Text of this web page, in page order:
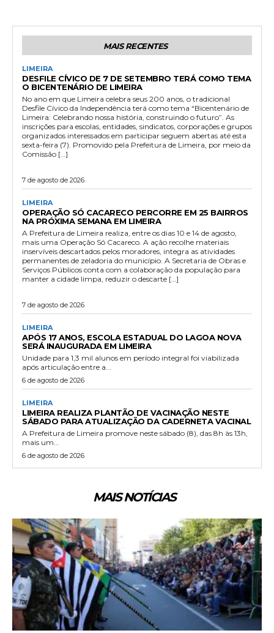
MAIS RECENTES
LIMEIRA
DESFILE CÍVICO DE 7 DE SETEMBRO TERÁ COMO TEMA
O BICENTENÁRIO DE LIMEIRA
No ano em que Limeira celebra seus 200 anos, o tradicional
Desfile Cívico da Independência terá como tema “Bicentenário de
Limeira: Celebrando nossa história, construindo o futuro”. As
inscrições para escolas, entidades, sindicatos, corporações e grupos
organizados interessados em participar seguem abertas até esta
sexta-feira (7). Promovido pela Prefeitura de Limeira, por meio da
Comissão […]
7 de agosto de 2026
LIMEIRA
OPERAÇÃO SÓ CACARECO PERCORRE EM 25 BAIRROS
NA PRÓXIMA SEMANA EM LIMEIRA
A Prefeitura de Limeira realiza, entre os dias 10 e 14 de agosto,
mais uma Operação Só Cacareco. A ação recolhe materiais
inservíveis descartados pelos moradores, integra as atividades
permanentes de zeladoria do município. A Secretaria de Obras e
Serviços Públicos conta com a colaboração da população para
manter a cidade limpa, reduzir o descarte […]
7 de agosto de 2026
LIMEIRA
APÓS 17 ANOS, ESCOLA ESTADUAL DO LAGOA NOVA
SERÁ INAUGURADA EM LIMEIRA
Unidade para 1,3 mil alunos em período integral foi viabilizada
após articulação entre a...
6 de agosto de 2026
LIMEIRA
LIMEIRA REALIZA PLANTÃO DE VACINAÇÃO NESTE
SÁBADO PARA ATUALIZAÇÃO DA CADERNETA VACINAL
A Prefeitura de Limeira promove neste sábado (8), das 8h às 13h,
mais um...
6 de agosto de 2026
MAIS NOTÍCIAS